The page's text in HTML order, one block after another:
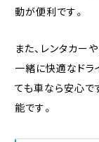
動が便利です。
また、レンタカー
一緒に快適なドラ
ても車なら安心で
能です。